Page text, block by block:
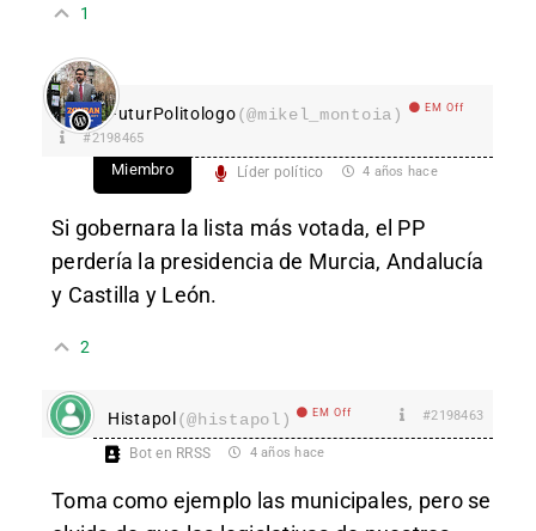
1
FuturPolitologo(@mikel_montoia) EM Off
#2198465
Miembro Líder político 4 años hace
Si gobernara la lista más votada, el PP
perdería la presidencia de Murcia, Andalucía
y Castilla y León.
2
Histapol (@histapol) EM Off #2198463
Bot en RRSS 4 años hace
Toma como ejemplo las municipales, pero se